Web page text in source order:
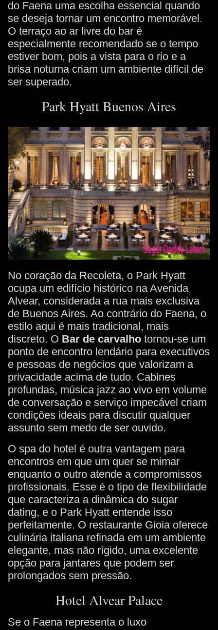
do Faena uma escolha essencial quando
se deseja tornar um encontro memorável.
O terraço ao ar livre do bar é
especialmente recomendado se o tempo
estiver bom, pois a vista para o rio e a
brisa noturna criam um ambiente difícil de
ser superado.
Park Hyatt Buenos Aires
No coração da Recoleta, o Park Hyatt
ocupa um edifício histórico na Avenida
Alvear, considerada a rua mais exclusiva
de Buenos Aires. Ao contrário do Faena, o
estilo aqui é mais tradicional, mais
discreto. O Bar de carvalho tornou-se um
ponto de encontro lendário para executivos
e pessoas de negócios que valorizam a
privacidade acima de tudo. Cabines
profundas, música jazz ao vivo em volume
de conversação e serviço impecável criam
condições ideais para discutir qualquer
assunto sem medo de ser ouvido.
O spa do hotel é outra vantagem para
encontros em que um quer se mimar
enquanto o outro atende a compromissos
profissionais. Esse é o tipo de flexibilidade
que caracteriza a dinâmica do sugar
dating, e o Park Hyatt entende isso
perfeitamente. O restaurante Gioia oferece
culinária italiana refinada em um ambiente
elegante, mas não rígido, uma excelente
opção para jantares que podem ser
prolongados sem pressão.
Hotel Alvear Palace
Se o Faena representa o luxo